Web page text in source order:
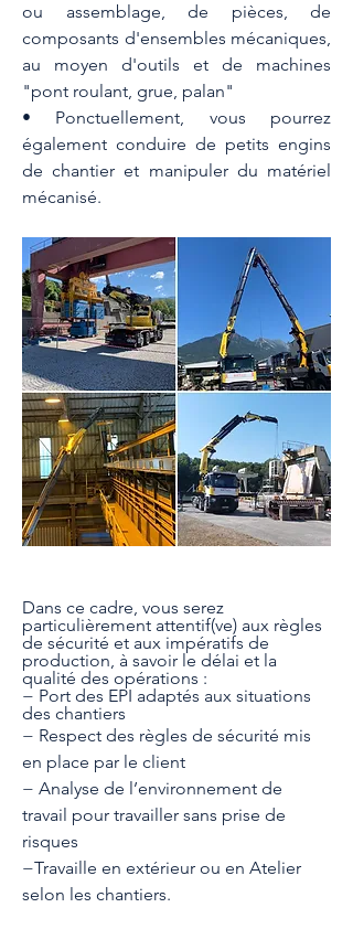
ou assemblage, de pièces, de
composants d'ensembles mécaniques,
au moyen d'outils et de machines
"pont roulant, grue, palan"
• Ponctuellement, vous pourrez
également conduire de petits engins
de chantier et manipuler du matériel
mécanisé.
Dans ce cadre, vous serez
particulièrement attentif(ve) aux règles
de sécurité et aux impératifs de
production, à savoir le délai et la
qualité des opérations :
− Port des EPI adaptés aux situations
des chantiers
− Respect des règles de sécurité mis
en place par le client
− Analyse de l’environnement de
travail pour travailler sans prise de
risques
−Travaille en extérieur ou en Atelier
selon les chantiers.